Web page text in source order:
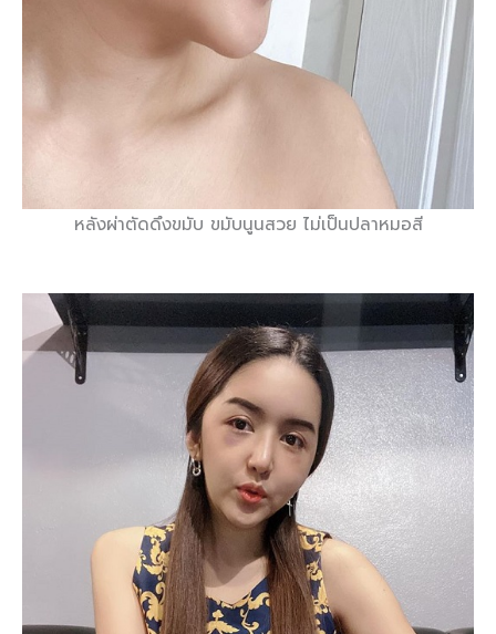
หลังผ่าตัดดึงขมับ ขมับนูนสวย ไม่เป็นปลาหมอสี